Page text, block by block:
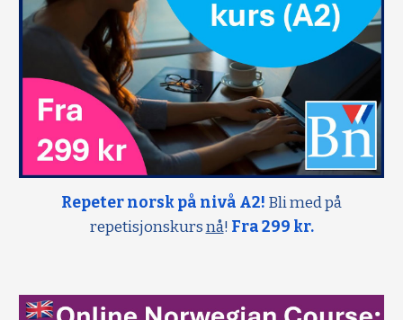
Repeter norsk på nivå A2! Bli med på
repetisjonskursnå! Fra 299 kr.